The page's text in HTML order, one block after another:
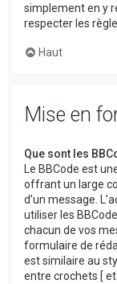
simplement en y
respecter les
Haut
Mise en
Que sont les
Le BBCode est
offrant un large
d’un message.
utiliser les
chacun de vos
formulaire de
est similaire au
entre crochets [